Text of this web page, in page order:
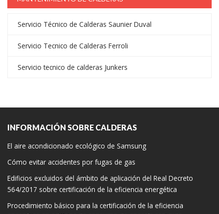
Servicio Técnico de Calderas Saunier Duval
Servicio Tecnico de Calderas Ferroli
Servicio tecnico de calderas Junkers
INFORMACIÓN SOBRE CALDERAS
El aire acondicionado ecológico de Samsung
Cómo evitar accidentes por fugas de gas
Edificios excluidos del ámbito de aplicación del Real Decreto
564/2017 sobre certificación de la eficiencia energética
Procedimiento básico para la certificación de la eficiencia